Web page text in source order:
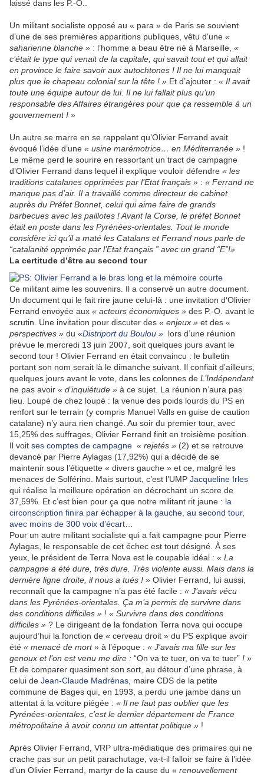
laissé dans les P.-O..
Un militant socialiste opposé au « para » de Paris se souvient
d’une de ses premières apparitions publiques, vêtu d'une «
saharienne blanche » : l’homme a beau être né à Marseille, «
c’était le type qui venait de la capitale, qui savait tout et qui allait
en province le faire savoir aux autochtones ! Il ne lui manquait
plus que le chapeau colonial sur la tête ! » Et d’ajouter : « Il avait
toute une équipe autour de lui. Il ne lui fallait plus qu’un
responsable des Affaires étrangères pour que ça ressemble à un
gouvernement ! »
Un autre se marre en se rappelant qu’Olivier Ferrand avait
évoqué l’idée d’une « usine marémotrice… en Méditerranée » !
Le même perd le sourire en ressortant un tract de campagne
d’Olivier Ferrand dans lequel il explique vouloir défendre « les
traditions catalanes opprimées par l’Etat français » : « Ferrand ne
manque pas d’air. Il a travaillé comme directeur de cabinet
auprès du Préfet Bonnet, celui qui aime faire de grands
barbecues avec les paillotes ! Avant la Corse, le préfet Bonnet
était en poste dans les Pyrénées-orientales. Tout le monde
considère ici qu’il a maté les Catalans et Ferrand nous parle de
“catalanité opprimée par l’Etat français ” avec un grand “E”!»
La certitude d’être au second tour
Ce militant aime les souvenirs. Il a conservé un autre document.
Un document qui le fait rire jaune celui-là : une invitation d’Olivier
Ferrand envoyée aux « acteurs économiques » des P.-O. avant le
scrutin. Une invitation pour discuter des « enjeux » et des «
perspectives » du «Distriport du Boulou » lors d’une réunion
prévue le mercredi 13 juin 2007, soit quelques jours avant le
second tour ! Olivier Ferrand en était convaincu : le bulletin
portant son nom serait là le dimanche suivant. Il confiait d’ailleurs,
quelques jours avant le vote, dans les colonnes de L’Indépendant
ne pas avoir « d’inquiétude » à ce sujet. La réunion n’aura pas
lieu. Loupé de chez loupé : la venue des poids lourds du PS en
renfort sur le terrain (y compris Manuel Valls en guise de caution
catalane) n’y aura rien changé. Au soir du premier tour, avec
15,25% des suffrages, Olivier Ferrand finit en troisième position.
Il voit ses comptes de campagne « rejetés » (2) et se retrouve
devancé par Pierre Aylagas (17,92%) qui a décidé de se
maintenir sous l’étiquette « divers gauche » et ce, malgré les
menaces de Solférino. Mais surtout, c’est l’UMP Jacqueline Irles
qui réalise la meilleure opération en décrochant un score de
37,59%. Et c’est bien pour ça que notre militant rit jaune : la
circonscription finira par échapper à la gauche, au second tour,
avec moins de 300 voix d’écart…
Pour un autre militant socialiste qui a fait campagne pour Pierre
Aylagas, le responsable de cet échec est tout désigné. À ses
yeux, le président de Terra Nova est le coupable idéal : « La
campagne a été dure, très dure. Très violente aussi. Mais dans la
dernière ligne droite, il nous a tués ! » Olivier Ferrand, lui aussi,
reconnaît que la campagne n’a pas été facile : « J’avais vécu
dans les Pyrénées-orientales. Ça m’a permis de survivre dans
des conditions difficiles » ! « Survivre dans des conditions
difficiles » ? Le dirigeant de la fondation Terra nova qui occupe
aujourd’hui la fonction de « cerveau droit » du PS explique avoir
été « menacé de mort » à l’époque : « J’avais ma fille sur les
genoux et l’on est venu me dire : “On va te tuer, on va te tuer” ! »
Et de comparer quasiment son sort, au détour d’une phrase, à
celui de Jean-Claude Madrénas , maire CDS de la petite
commune de Bages qui, en 1993, a perdu une jambe dans un
attentat à la voiture piégée : « Il ne faut pas oublier que les
Pyrénées-orientales, c’est le dernier département de France
métropolitaine à avoir connu un attentat politique » !
Après Olivier Ferrand, VRP ultra-médiatique des primaires qui ne
crache pas sur un petit parachutage, va-t-il falloir se faire à l’idée
d’un Olivier Ferrand, martyr de la cause du « renouvellement